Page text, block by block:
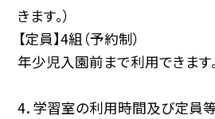
きます。）
【定員】4組（予約制）
年少児入園前まで利用できます。
4．学習室の利用時間及び定員